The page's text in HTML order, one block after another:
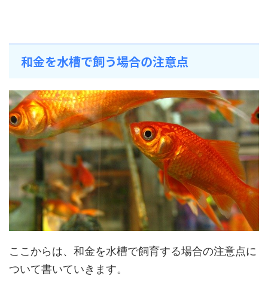
和金を水槽で飼う場合の注意点
ここからは、和金を水槽で飼育する場合の注意点に
ついて書いていきます。